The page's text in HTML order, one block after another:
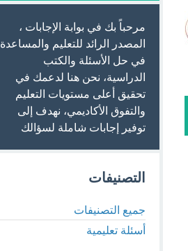
مرحباً بك في بوابة الإجابات ،
المصدر الرائد للتعليم والمساعدة
في حل الأسئلة والكتب
الدراسية، نحن هنا لدعمك في
تحقيق أعلى مستويات التعليم
والتفوق الأكاديمي، نهدف إلى
توفير إجابات شاملة لسؤالك
التصنيفات
جميع التصنيفات
أسئلة تعليمية